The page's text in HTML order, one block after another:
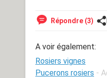
Répondre (3)
A voir également:
Rosiers vignes
Pucerons rosiers -